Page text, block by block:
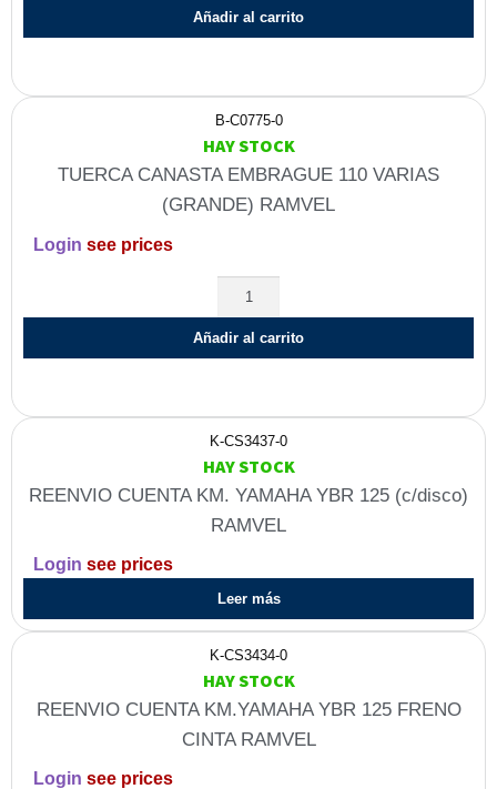
Añadir al carrito
B-C0775-0
HAY STOCK
TUERCA CANASTA EMBRAGUE 110 VARIAS
(GRANDE) RAMVEL
Login see prices
Añadir al carrito
K-CS3437-0
HAY STOCK
REENVIO CUENTA KM. YAMAHA YBR 125 (c/disco)
RAMVEL
Login see prices
Leer más
K-CS3434-0
HAY STOCK
REENVIO CUENTA KM.YAMAHA YBR 125 FRENO
CINTA RAMVEL
Login see prices